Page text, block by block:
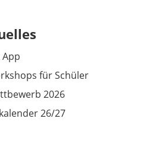
für Schüler
2026
26/27